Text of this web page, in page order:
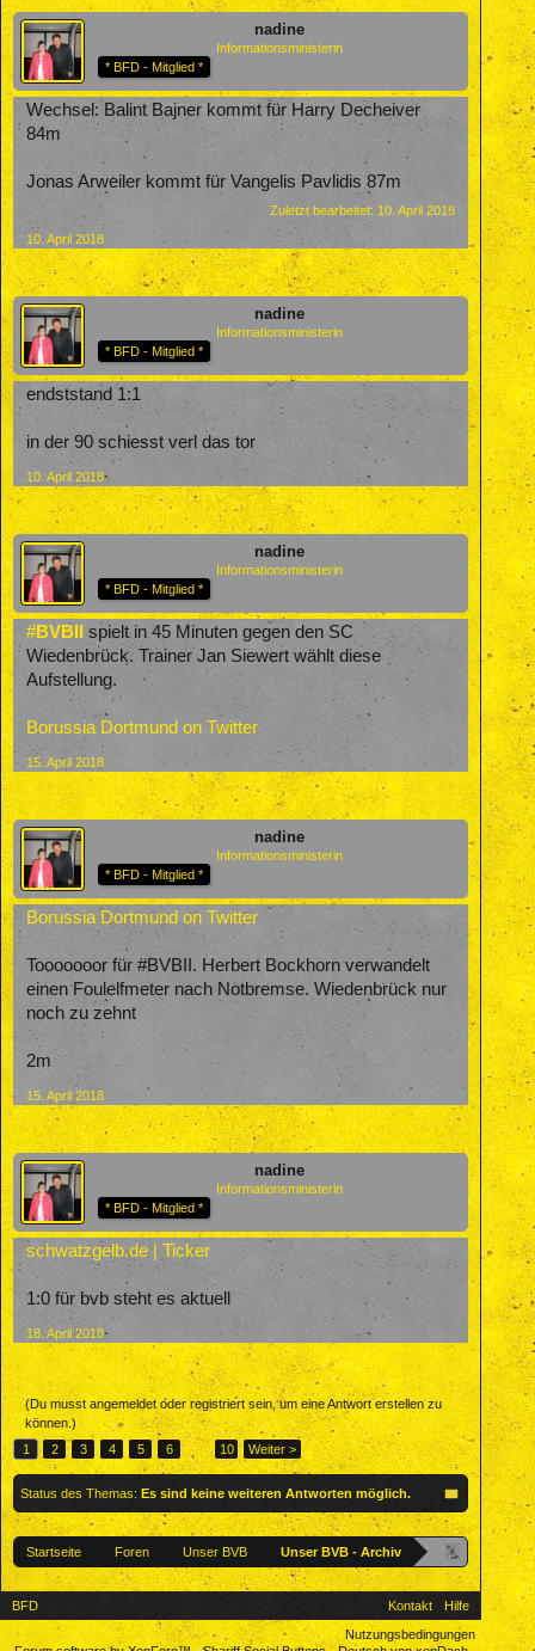
nadine
Informationsministerin
* BFD - Mitglied *
Wechsel: Balint Bajner kommt für Harry Decheiver
84m
Jonas Arweiler kommt für Vangelis Pavlidis 87m
Zuletzt bearbeitet: 10. April 2018
10. April 2018
nadine
Informationsministerin
* BFD - Mitglied *
endststand 1:1
in der 90 schiesst verl das tor
10. April 2018
nadine
Informationsministerin
* BFD - Mitglied *
#BVBII
spielt in 45 Minuten gegen den SC
Wiedenbrück. Trainer Jan Siewert wählt diese
Aufstellung.
Borussia Dortmund on Twitter
15. April 2018
nadine
Informationsministerin
* BFD - Mitglied *
Borussia Dortmund on Twitter
Tooooooor für #BVBII. Herbert Bockhorn verwandelt
einen Foulelfmeter nach Notbremse. Wiedenbrück nur
noch zu zehnt
2m
15. April 2018
nadine
Informationsministerin
* BFD - Mitglied *
schwatzgelb.de | Ticker
1:0 für bvb steht es aktuell
18. April 2018
(Du musst angemeldet oder registriert sein, um eine Antwort erstellen zu
können.)
1
2 3 4 5 6 → 10 Weiter >
Status des Themas: Es sind keine weiteren Antworten möglich.
Startseite Foren Unser BVB Unser BVB - Archiv
BFD Kontakt
Hilfe
Nutzungsbedingungen